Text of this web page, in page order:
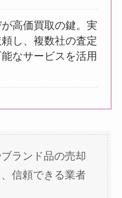
高価買取の鍵。実
し、複数社の査定
なサービスを活用
ランド品の売却
信頼できる業者